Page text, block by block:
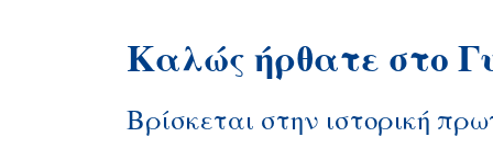
Καλώς ήρθατε στο
Βρίσκεται στην ιστορική